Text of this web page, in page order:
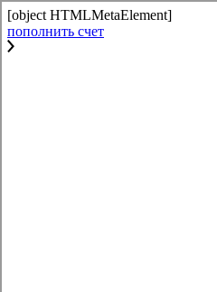
[object HTMLMetaElement]
пополнить счет